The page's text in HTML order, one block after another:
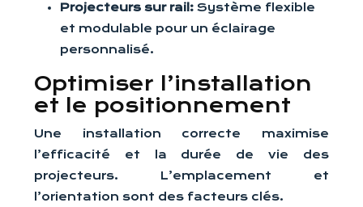
Projecteurs sur rail: Système flexible
et modulable pour un éclairage
personnalisé.
Optimiser l’installation
et le positionnement
Une installation correcte maximise
l’efficacité et la durée de vie des
projecteurs. L’emplacement et
l’orientation sont des facteurs clés.